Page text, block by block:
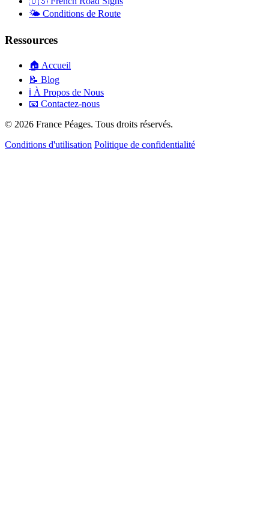
🌤️ Conditions de Route
Ressources
🏠 Accueil
📝 Blog
ℹ️ À Propos de Nous
📧 Contactez-nous
© 2026 France Péages. Tous droits réservés.
Conditions d'utilisation Politique de confidentialité